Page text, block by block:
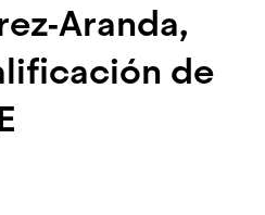
Aranda,
de